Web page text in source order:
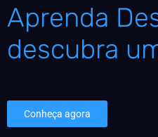
Aprenda
descubra
Conheça agora